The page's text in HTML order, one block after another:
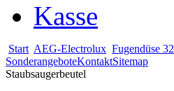
Kasse
Start AEG-Electrolux Fugendüse
SonderangeboteKontaktSitemap
Staubsaugerbeutel